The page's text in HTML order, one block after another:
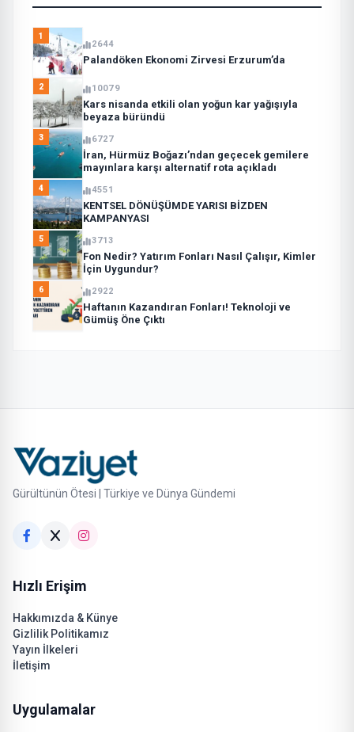
1
2644
Palandöken Ekonomi Zirvesi Erzurum’da
2 10079
Kars nisanda etkili olan yoğun kar yağışıyla
beyaza büründü
3 6727
İran, Hürmüz Boğazı’ndan geçecek gemilere
mayınlara karşı alternatif rota açıkladı
4 4551
KENTSEL DÖNÜŞÜMDE YARISI BİZDEN
KAMPANYASI
5 3713
Fon Nedir? Yatırım Fonları Nasıl Çalışır, Kimler
İçin Uygundur?
6 2922
Haftanın Kazandıran Fonları! Teknoloji ve
Gümüş Öne Çıktı
Gürültünün Ötesi | Türkiye ve Dünya Gündemi
Hızlı Erişim
Hakkımızda & Künye
Gizlilik Politikamız
Yayın İlkeleri
İletişim
Uygulamalar